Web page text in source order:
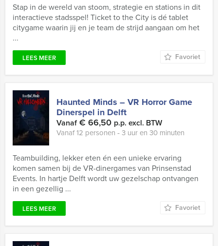
Stap in de wereld van stoom, strategie en stations in dit
interactieve stadsspel! Ticket to the City is dé tablet
citygame waarin jij en je team de strijd aangaan om het
...
LEES MEER Favoriet
Haunted Minds – VR Horror Game
Dinerspel in Delft
Vanaf€ 66,50 p.p. excl. BTW
Vanaf 12 personen ‐ 3 uur en 30 minuten
Teambuilding, lekker eten én een unieke ervaring
komen samen bij de VR-dinergames van Prinsenstad
Events. In hartje Delft wordt uw gezelschap ontvangen
in een gezellig ...
LEES MEER Favoriet